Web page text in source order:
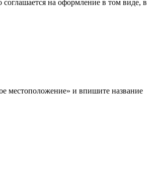
на оформление в том виде, в
местоположение» и впишите название